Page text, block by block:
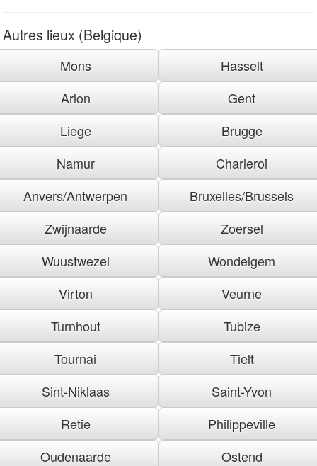
Autres lieux (Belgique)
Mons
Hasselt
Arlon
Gent
Liege
Brugge
Namur
Charleroi
Anvers/Antwerpen
Bruxelles/Brussels
Zwijnaarde
Zoersel
Wuustwezel
Wondelgem
Virton
Veurne
Turnhout
Tubize
Tournai
Tielt
Sint-Niklaas
Saint-Yvon
Retie
Philippeville
Oudenaarde
Ostend